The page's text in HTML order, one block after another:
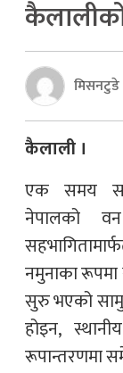
मिसनटुडे
कैलाली ।
एक समय
नेपालको
नमुनाका
सुरु भएको
होइन,
रूपान्तरणमा